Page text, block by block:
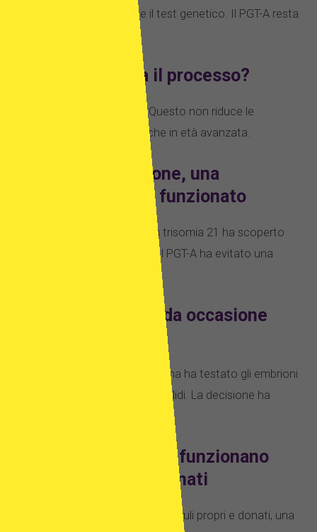
Aiuta, ma non sostituisce il test genetico. Il PGT-A resta
Il PGT-A rallenta il processo?
Aggiunge 2–4 settimane. Questo non riduce le
probabilità di impianto, anche in età avanzata.
Caso 1: Un embrione, una
possibilità – e ha funzionato
Una paziente con aborto da trisomia 21 ha scoperto
un solo embrione euploide. Il PGT-A ha evitato una
Caso 2: Una seconda occasione
Dopo vari insuccessi, una donna ha testato gli embrioni
congelati. Solo pochi erano validi. La decisione ha
Caso 3: Quando non funzionano
neanche gli ovuli donati
A 44 anni, dopo fallimenti con ovuli propri e donati, una